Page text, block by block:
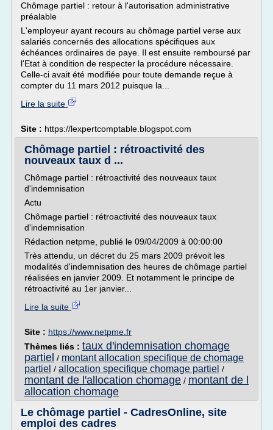
Chômage partiel : retour à l'autorisation administrative
préalable
L'employeur ayant recours au chômage partiel verse aux
salariés concernés des allocations spécifiques aux
échéances ordinaires de paye. Il est ensuite remboursé par
l'Etat à condition de respecter la procédure nécessaire.
Celle-ci avait été modifiée pour toute demande reçue à
compter du 11 mars 2012 puisque la...
Lire la suite
Site : https://lexpertcomptable.blogspot.com
Chômage partiel : rétroactivité des
nouveaux taux d ...
Chômage partiel : rétroactivité des nouveaux taux
d'indemnisation
Actu
Chômage partiel : rétroactivité des nouveaux taux
d'indemnisation
Rédaction netpme, publié le 09/04/2009 à 00:00:00
Très attendu, un décret du 25 mars 2009 prévoit les
modalités d'indemnisation des heures de chômage partiel
réalisées en janvier 2009. Et notamment le principe de
rétroactivité au 1er janvier...
Lire la suite
Site : https://www.netpme.fr
Thèmes liés : taux d'indemnisation chomage
partiel / montant allocation specifique de chomage
partiel / allocation specifique chomage partiel /
montant de l'allocation chomage / montant de l
allocation chomage
Le chômage partiel - CadresOnline, site
emploi des cadres